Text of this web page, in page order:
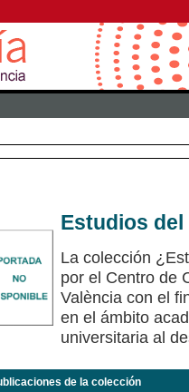
Estudios
La colección
por el Centro de
València con el
en el ámbito
universitaria al
de la colección